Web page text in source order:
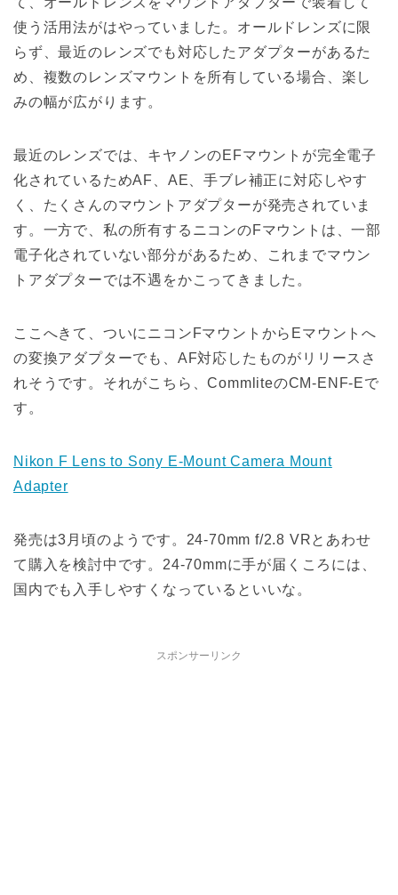
使う活用法がはやっていました。オールドレンズに限
らず、最近のレンズでも対応したアダプターがあるた
め、複数のレンズマウントを所有している場合、楽し
みの幅が広がります。
最近のレンズでは、キヤノンのEFマウントが完全電子
化されているためAF、AE、手ブレ補正に対応しやす
く、たくさんのマウントアダプターが発売されていま
す。一方で、私の所有するニコンのFマウントは、一部
電子化されていない部分があるため、これまでマウン
トアダプターでは不遇をかこってきました。
ここへきて、ついにニコンFマウントからEマウントへ
の変換アダプターでも、AF対応したものがリリースさ
れそうです。それがこちら、CommliteのCM-ENF-Eで
す。
Nikon F Lens to Sony E-Mount Camera Mount
Adapter
発売は3月頃のようです。24-70mm f/2.8 VRとあわせ
て購入を検討中です。24-70mmに手が届くころには、
国内でも入手しやすくなっているといいな。
スポンサーリンク